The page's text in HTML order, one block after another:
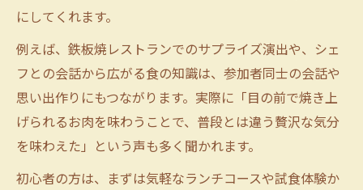
にしてくれます。
例えば、鉄板焼レストランでのサプライズ演出や、シェ
フとの会話から広がる食の知識は、参加者同士の会話や
思い出作りにもつながります。実際に「目の前で焼き上
げられるお肉を味わうことで、普段とは違う贅沢な気分
を味わえた」という声も多く聞かれます。
初心者の方は、まずは気軽なランチコースや試食体験か